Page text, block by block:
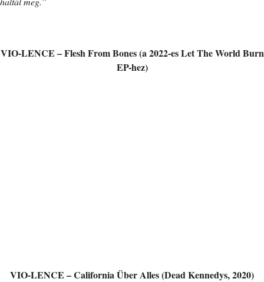
VIO-LENCE – Flesh From Bones (a 2022-es Let The World Burn
EP-hez)
VIO-LENCE – California Über Alles (Dead Kennedys, 2020)